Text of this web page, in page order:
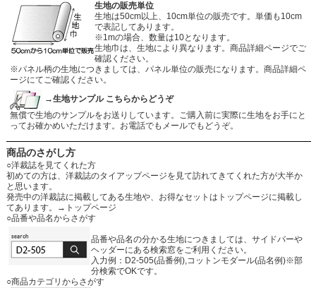
生地の販売単位
生地は50cm以上、10cm単位の販売です。単価も10cm
で表記してあります。
※1mの場合、数量は10となります。
生地巾は、生地により異なります。商品詳細ページでご
確認ください。
※パネル柄の生地につきましては、パネル単位の販売になります。商品詳細ペ
ージにてご確認ください。
→生地サンプル こちらからどうぞ
無償で生地のサンプルをお送りしています。ご購入前に実際に生地をお手にと
ってお確かめいただけます。お電話でもメールでもどうぞ。
商品のさがし方
○洋裁誌を見てくれた方
初めての方は、洋裁誌のタイアップページを見て訪れてきてくれた方が大半か
と思います。
発売中の洋裁誌に掲載してある生地や、お得なセットはトップページに掲載し
てあります。
→トップページ
○品番や品名からさがす
品番や品名の分かる生地につきましては、サイドバーや
ヘッダーにある検索窓をご利用ください。
入力例：D2-505(品番例),コットンモダール(品名例)※部
分検索でOKです。
○商品カテゴリからさがす